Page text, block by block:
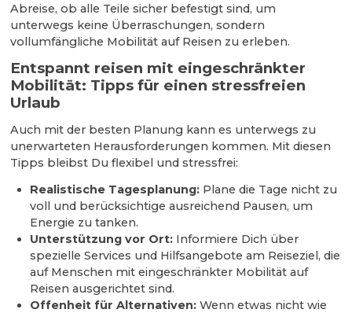
Abreise, ob alle Teile sicher befestigt sind, um
unterwegs keine Überraschungen, sondern
vollumfängliche Mobilität auf Reisen zu erleben.
Entspannt reisen mit eingeschränkter
Mobilität: Tipps für einen stressfreien
Urlaub
Auch mit der besten Planung kann es unterwegs zu
unerwarteten Herausforderungen kommen. Mit diesen
Tipps bleibst Du flexibel und stressfrei:
Realistische Tagesplanung: Plane die Tage nicht zu
voll und berücksichtige ausreichend Pausen, um
Energie zu tanken.
Unterstützung vor Ort: Informiere Dich über
spezielle Services und Hilfsangebote am Reiseziel, die
auf Menschen mit eingeschränkter Mobilität auf
Reisen ausgerichtet sind.
Offenheit für Alternativen:Wenn etwas nicht wie